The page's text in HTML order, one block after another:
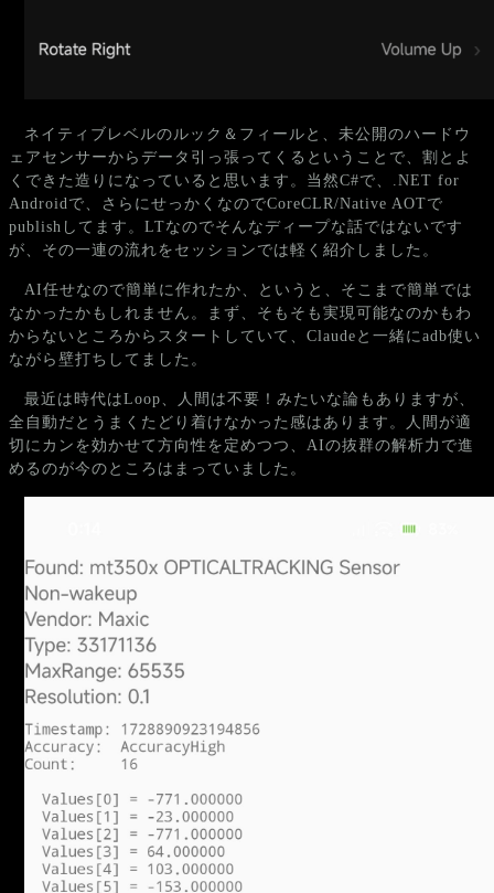
ネイティブレベルのルック＆フィールと、未公開のハードウ
ェアセンサーからデータ引っ張ってくるということで、割とよ
くできた造りになっていると思います。当然C#で、.NET for
Androidで、さらにせっかくなのでCoreCLR/Native AOTで
publishしてます。LTなのでそんなディープな話ではないです
が、その一連の流れをセッションでは軽く紹介しました。
AI任せなので簡単に作れたか、というと、そこまで簡単では
なかったかもしれません。まず、そもそも実現可能なのかもわ
からないところからスタートしていて、Claudeと一緒にadb使い
ながら壁打ちしてました。
最近は時代はLoop、人間は不要！みたいな論もありますが、
全自動だとうまくたどり着けなかった感はあります。人間が適
切にカンを効かせて方向性を定めつつ、AIの抜群の解析力で進
めるのが今のところはまっていました。